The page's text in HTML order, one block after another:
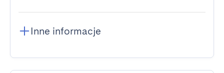
Inne informacje